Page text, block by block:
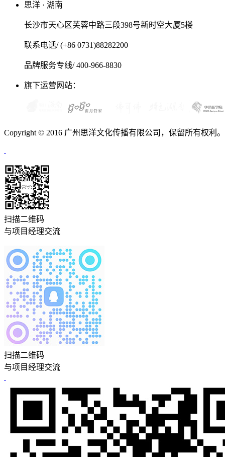
思洋 · 湖南
长沙市天心区芙蓉中路三段398号新时空大厦5楼
联系电话/ (+86 0731)88282200
品牌服务专线/ 400-966-8830
旗下运营网站：
Copyright © 2016 广州思洋文化传播有限公司，保留所有权利
扫描二维码
与项目经理交流
扫描二维码
与项目经理交流